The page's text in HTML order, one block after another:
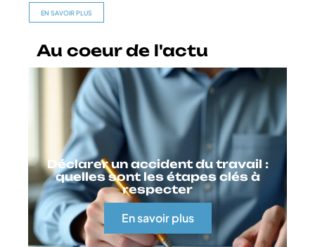
EN SAVOIR PLUS
Au coeur de l'actu
Déclarer un accident du travail :
quelles sont les étapes clés à
respecter
En savoir plus